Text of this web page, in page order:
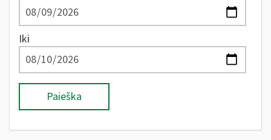
Iki
Paieška